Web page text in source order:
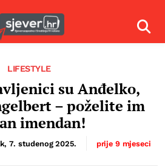
LIFESTYLE
su Anđelko,
– poželite im
imendan!
7. studenog 2025. prije 9 mjeseci